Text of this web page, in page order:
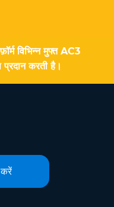
विभिन्न मुफ्त AC3
करती है।
करें